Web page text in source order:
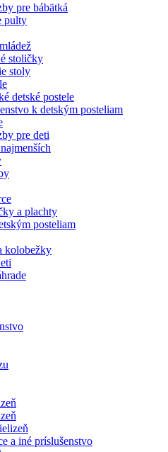
pre bábätká
pulty
stoličky
stoly
detské postele
k detským posteliam
pre deti
a plachty
posteliam
kolobežky
a iné príslušenstvo